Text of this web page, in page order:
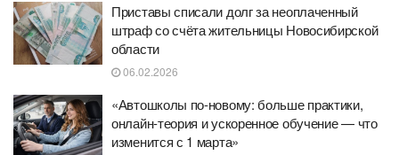
Приставы списали долг за неоплаченный
штраф со счёта жительницы Новосибирской
области
06.02.2026
«Автошколы по-новому: больше практики,
онлайн-теория и ускоренное обучение — что
изменится с 1 марта»